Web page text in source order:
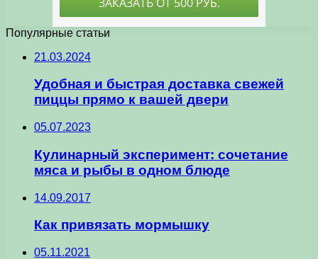
Популярные статьи
21.03.2024
Удобная и быстрая доставка свежей
пиццы прямо к вашей двери
05.07.2023
Кулинарный эксперимент: сочетание
мяса и рыбы в одном блюде
14.09.2017
Как привязать мормышку
05.11.2021